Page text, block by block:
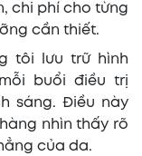
chi phí cho từng
cần thiết.
tôi lưu trữ hình
buổi điều trị
sáng. Điều này
nhìn thấy rõ
của da.